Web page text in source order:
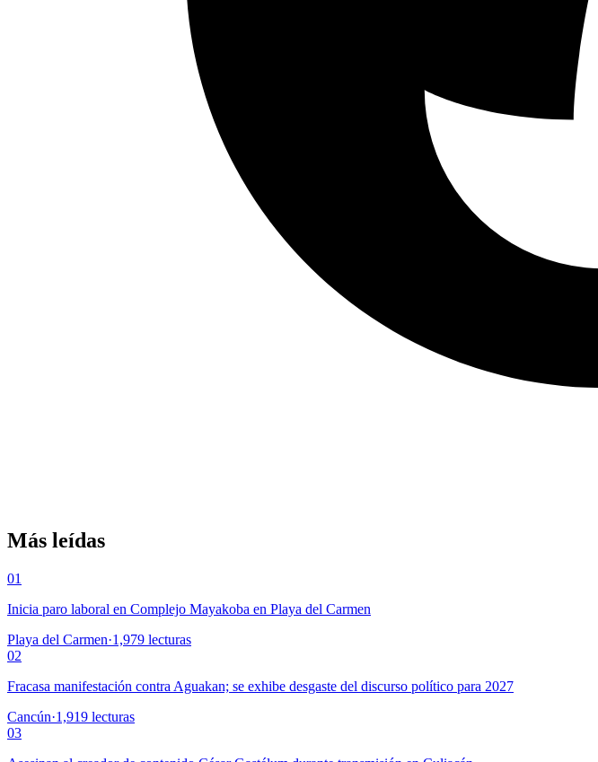
Más leídas
01
Inicia paro laboral en Complejo Mayakoba en Playa del Carmen
Playa del Carmen·1,979 lecturas
02
Fracasa manifestación contra Aguakan; se exhibe desgaste del discurso político para 2027
Cancún·1,919 lecturas
03